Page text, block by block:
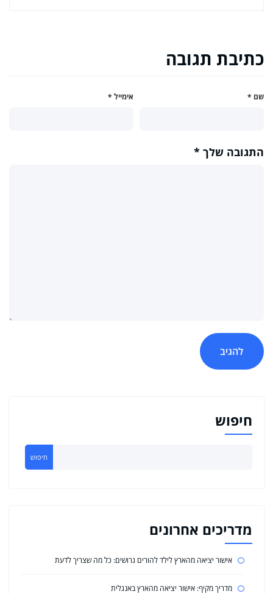
כתיבת תגובה
שם * אימייל *
התגובה שלך *
חיפוש
חיפוש
מדריכים אחרונים
אישור יציאה מהארץ לילד להורים גרושים: כל מה שצריך לדעת
מדריך מקיף: אישור יציאה מהארץ באנגלית